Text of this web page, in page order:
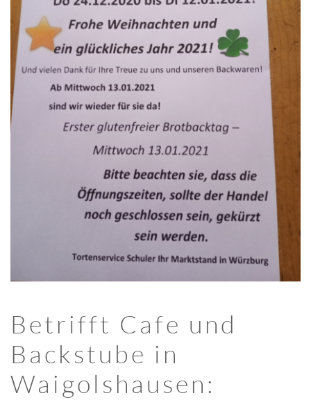
Betrifft Cafe und
Backstube in
Waigolshausen: